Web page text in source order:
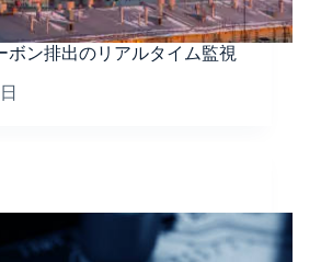
ボン排出のリアルタイム監視